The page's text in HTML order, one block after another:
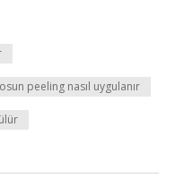
peeling nasıl uygulanır